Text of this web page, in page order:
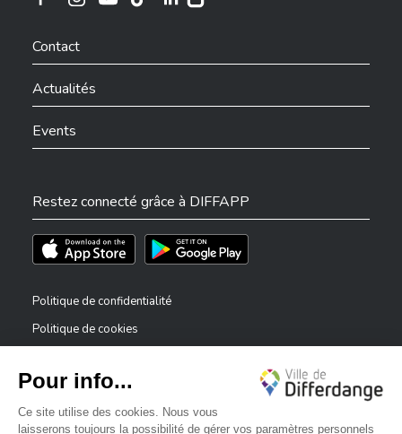
Ville de Differdange sur Instagram
Contact
Actualités
Events
Restez connecté grâce à DIFFAPP
Téléchargez l'app sur l'App StoreTéléchargez l'app sur Play Store
Politique de confidentialité
Politique de cookies
Déclaration d’accessibilité
Dispositif de signalement — lanceurs d’alerte
✕